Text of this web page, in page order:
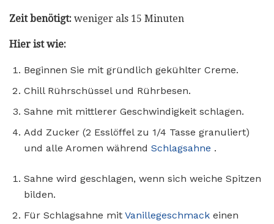
Zeit benötigt: weniger als 15 Minuten
Hier ist wie:
Beginnen Sie mit gründlich gekühlter Creme.
Chill Rührschüssel und Rührbesen.
Sahne mit mittlerer Geschwindigkeit schlagen.
Add Zucker (2 Esslöffel zu 1/4 Tasse granuliert)
und alle Aromen während Schlagsahne .
Sahne wird geschlagen, wenn sich weiche Spitzen
bilden.
Für Schlagsahne mit Vanillegeschmack einen